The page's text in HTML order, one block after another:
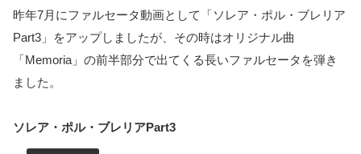
昨年7月にファルセータ動画として「ソレア・ポル・ブレリア
Part3」をアップしましたが、その時はオリジナル曲
「Memoria」の前半部分で出てくる長いファルセータを弾き
ました。
ソレア・ポル・ブレリアPart3